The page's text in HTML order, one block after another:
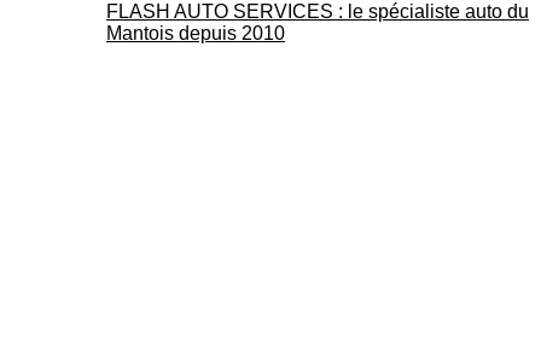
FLASH AUTO SERVICES : le spécialiste auto du
Mantois depuis 2010